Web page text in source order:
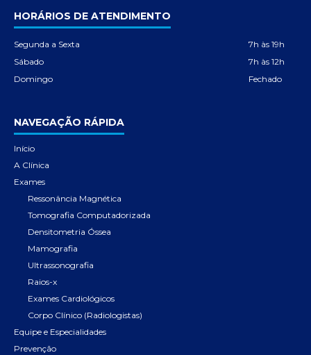
HORÁRIOS DE ATENDIMENTO
Segunda a Sexta
7h às 19h
Sábado
7h às 12h
Domingo
Fechado
NAVEGAÇÃO RÁPIDA
Início
A Clínica
Exames
Ressonância Magnética
Tomografia Computadorizada
Densitometria Óssea
Mamografia
Ultrassonografia
Raios-x
Exames Cardiológicos
Corpo Clínico (Radiologistas)
Equipe e Especialidades
Prevenção